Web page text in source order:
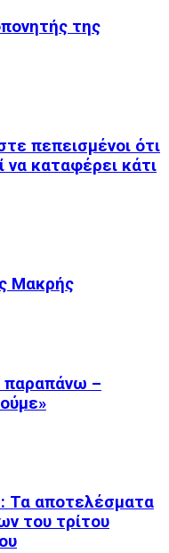
της
πεπεισμένοι ότι
να καταφέρει κάτι
Μακρής
παραπάνω –
Τα αποτελέσματα
του τρίτου